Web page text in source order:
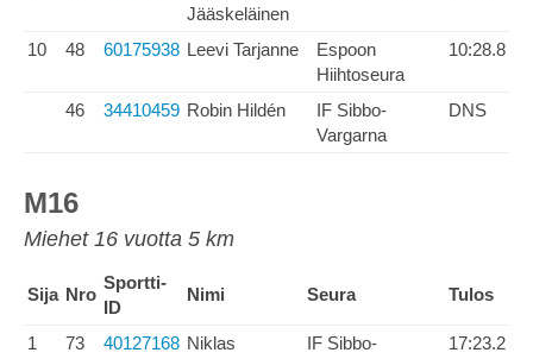
Jääskeläinen
10 48 60175938 Leevi Tarjanne
Espoon
Hiihtoseura
10:28.8
46 34410459 Robin Hildén
IF Sibbo-
Vargarna
DNS
M16
Miehet 16 vuotta 5 km
Sija Nro
Sportti-
ID
Nimi Seura Tulos
1 73 40127168 Niklas
IF Sibbo-
17:23.2